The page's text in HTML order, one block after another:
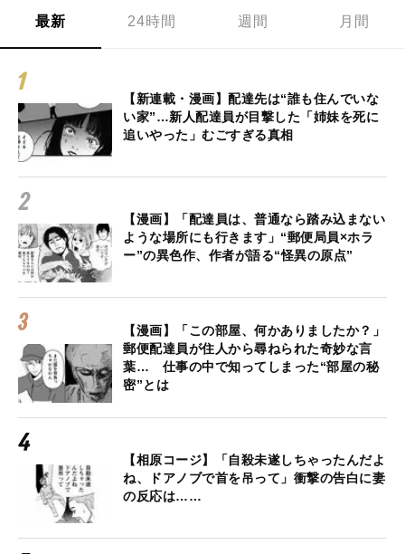
最新 24時間 週間 月間
【新連載・漫画】配達先は“誰も住んでいな
い家”…新人配達員が目撃した「姉妹を死に
追いやった」むごすぎる真相
【漫画】「配達員は、普通なら踏み込まない
ような場所にも行きます」“郵便局員×ホラ
ー”の異色作、作者が語る“怪異の原点”
【漫画】「この部屋、何かありましたか？」
郵便配達員が住人から尋ねられた奇妙な言
葉… 仕事の中で知ってしまった“部屋の秘
密”とは
【相原コージ】「自殺未遂しちゃったんだよ
ね、ドアノブで首を吊って」衝撃の告白に妻
の反応は……